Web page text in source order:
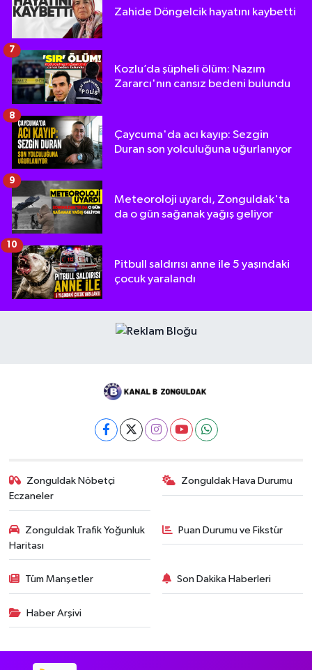
Zahide Döngelcik hayatını kaybetti
Kozlu’da şüpheli ölüm: Nazım
Zararcı'nın cansız bedeni bulundu
7
Çaycuma'da acı kayıp: Sezgin
Duran son yolculuğuna uğurlanıyor
8
Meteoroloji uyardı, Zonguldak'ta
da o gün sağanak yağış geliyor
9
Pitbull saldırısı anne ile 5 yaşındaki
çocuk yaralandı
10
Zonguldak Nöbetçi
Eczaneler
Zonguldak Hava Durumu
Zonguldak Trafik Yoğunluk
Haritası
Puan Durumu ve Fikstür
Tüm Manşetler Son Dakika Haberleri
Haber Arşivi